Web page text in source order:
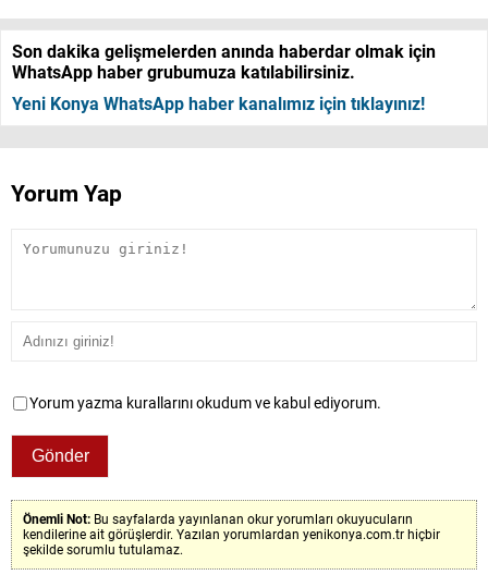
Son dakika gelişmelerden anında haberdar olmak için
WhatsApp haber grubumuza katılabilirsiniz.
Yeni Konya WhatsApp haber kanalımız için tıklayınız!
Yorum Yap
Yorum yazma kurallarını okudum ve kabul ediyorum.
Önemli Not: Bu sayfalarda yayınlanan okur yorumları okuyucuların
kendilerine ait görüşlerdir. Yazılan yorumlardan yenikonya.com.tr hiçbir
şekilde sorumlu tutulamaz.